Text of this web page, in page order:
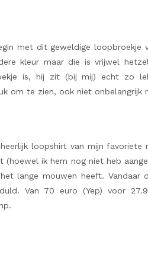
met dit geweldige loopbroekje
kleur maar die is vrijwel
is, hij zit (bij mij) echt zo
om te zien, ook niet onbelangrijk
loopshirt van mijn favoriete
(hoewel ik hem nog niet heb
lange mouwen heeft. Vandaar
Van 70 euro (Yep) voor